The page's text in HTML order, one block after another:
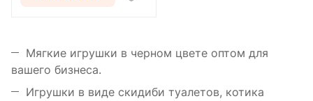
Мягкие игрушки в черном цвете оптом для
вашего бизнеса.
Игрушки в виде скидиби туалетов, котика